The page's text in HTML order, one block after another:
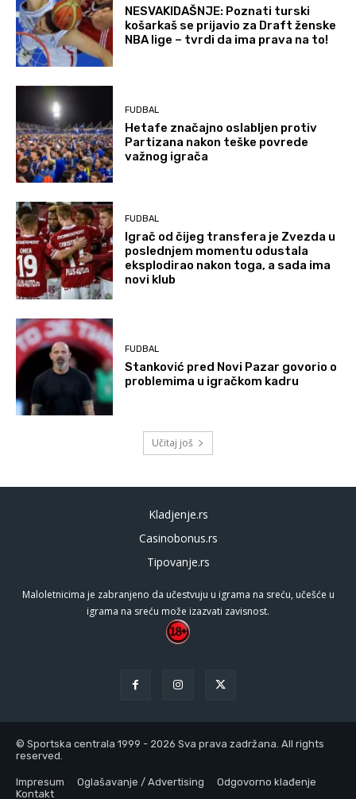
NESVAKIDAŠNJE: Poznati turski
košarkaš se prijavio za Draft ženske
NBA lige – tvrdi da ima prava na to!
FUDBAL
Hetafe značajno oslabljen protiv
Partizana nakon teške povrede
važnog igrača
FUDBAL
Igrač od čijeg transfera je Zvezda u
poslednjem momentu odustala
eksplodirao nakon toga, a sada ima
novi klub
FUDBAL
Stanković pred Novi Pazar govorio o
problemima u igračkom kadru
Učitaj još
Kladjenje.rs
Casinobonus.rs
Tipovanje.rs
Maloletnicima je zabranjeno da učestvuju u igrama na sreću, učešće u
igrama na sreću može izazvati zavisnost.
© Sportska centrala 1999 - 2026 Sva prava zadržana. All rights
reserved.
Impresum Oglašavanje / Advertising
Odgovorno klađenje
Kontakt